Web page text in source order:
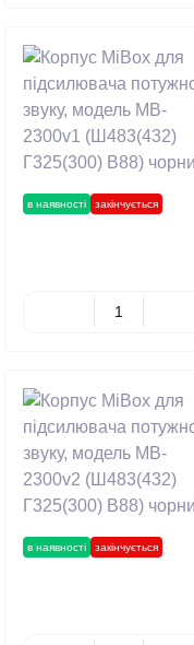
в наявності закінчується
в наявності закінчується